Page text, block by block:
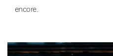
encore.